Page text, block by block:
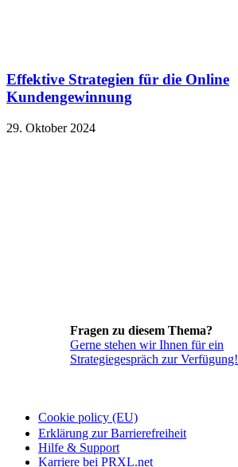
Effektive Strategien für die Online
Kundengewinnung
29. Oktober 2024
Fragen zu diesem Thema?
Gerne stehen wir Ihnen für ein
Strategiegespräch zur Verfügung!
Cookie policy (EU)
Erklärung zur Barrierefreiheit
Hilfe & Support
Karriere bei PRXL.net